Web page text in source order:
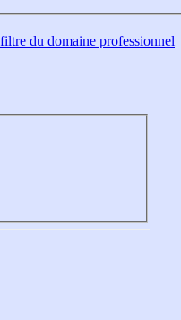
du domaine professionnel